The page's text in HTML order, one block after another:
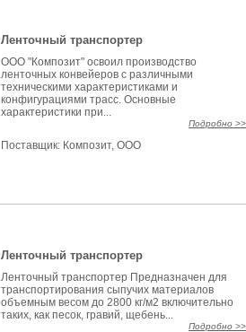
Ленточный транспортер
ООО "Композит" освоил производство
ленточных конвейеров с различными
техническими характеристиками и
конфигурациями трасс. Основные
характеристики при...
Подробно >>
Поставщик: Композит, ООО
Ленточный транспортер
Ленточный транспортер Предназначен для
транспортирования сыпучих материалов
объемным весом до 2800 кг/м2 включительно
таких, как песок, гравий, щебень...
Подробно >>